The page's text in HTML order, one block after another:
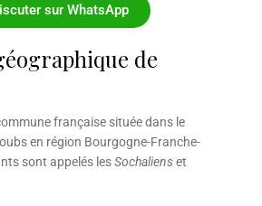
sur WhatsApp
de
française située dans le
en région Bourgogne-Franche-
sont appelés lesSochalienset